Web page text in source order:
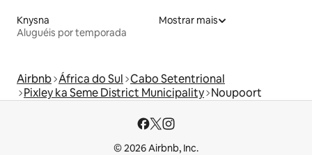
Knysna
Aluguéis por temporada
Mostrar mais
Airbnb África do Sul Cabo Setentrional
Pixley ka Seme District Municipality Noupoort
© 2026 Airbnb, Inc.